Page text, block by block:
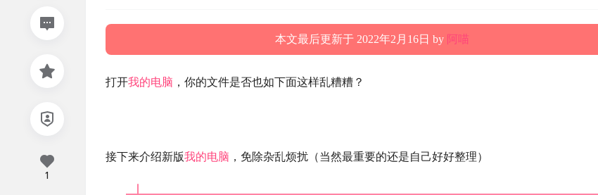
本文最后更新于 2022年2月16日 by 阿喵
打开我的电脑 ，你的文件是否也如下面这样乱糟糟？
接下来介绍新版我的电脑 ，免除杂乱烦扰（当然最重要的还是自己好好整理）
1